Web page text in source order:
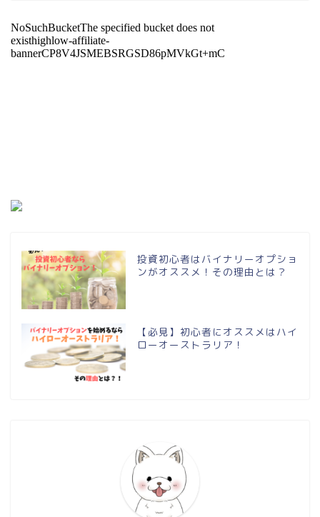
投資初心者はバイナリーオプショ
ンがオススメ！その理由とは？
【必見】初心者にオススメはハイ
ローオーストラリア！